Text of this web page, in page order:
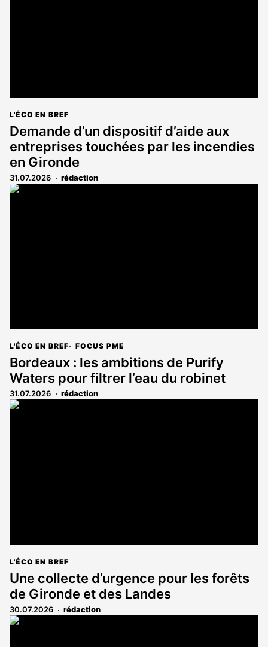
L'ÉCO EN BREF
Demande d’un dispositif d’aide aux
entreprises touchées par les incendies
en Gironde
31.07.2026 rédaction
L'ÉCO EN BREF FOCUS PME
Bordeaux : les ambitions de Purify
Waters pour filtrer l’eau du robinet
31.07.2026 rédaction
L'ÉCO EN BREF
Une collecte d’urgence pour les forêts
de Gironde et des Landes
30.07.2026 rédaction